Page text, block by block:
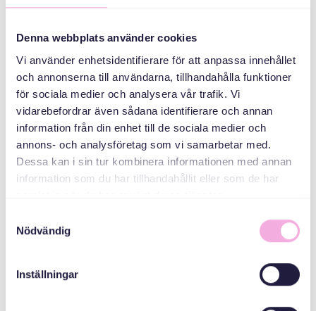
Denna webbplats använder cookies
Vi använder enhetsidentifierare för att anpassa innehållet
och annonserna till användarna, tillhandahålla funktioner
för sociala medier och analysera vår trafik. Vi
vidarebefordrar även sådana identifierare och annan
information från din enhet till de sociala medier och
annons- och analysföretag som vi samarbetar med.
Dessa kan i sin tur kombinera informationen med annan
information som du har tillhandahållit eller som de har
Nödvändig
Inställningar
جلسات برای
پناهجویان و پناهندگان
اوکراینی
سازمان دهنده